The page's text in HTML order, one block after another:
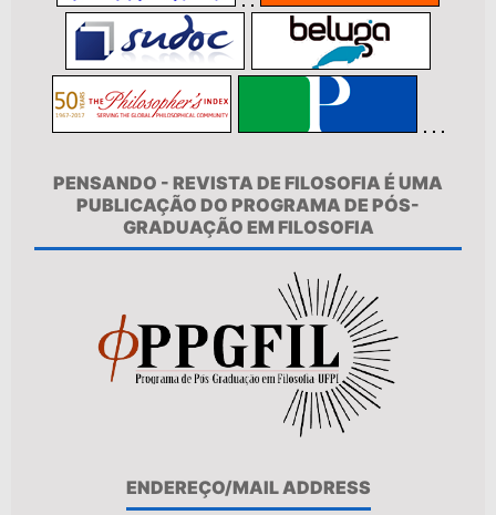
PENSANDO - REVISTA DE FILOSOFIA É UMA
PUBLICAÇÃO DO PROGRAMA DE PÓS-
GRADUAÇÃO EM FILOSOFIA
ENDEREÇO/MAIL ADDRESS